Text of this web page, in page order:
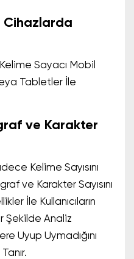
Cihazlarda
Sayacı Mobil
Tabletler İle
ve Karakter
Kelime Sayısını
ve Karakter Sayısını
İle Kullanıcıların
Şekilde Analiz
Uyup Uymadığını